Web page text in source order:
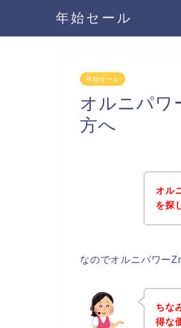
年始セール
年始セール
オルニパワ
方へ
オル
を探
なのでオルニパワー
ちな
得な